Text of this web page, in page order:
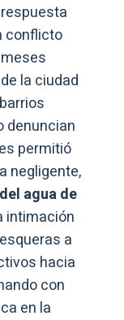
conflicto
la ciudad
denuncian
permitió
negligente,
agua de
intimación
a
hacia
con
en la